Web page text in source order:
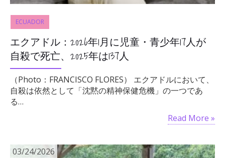
ECUADOR
エクアドル：2026年1月に児童・青少年17人が
自殺で死亡、2025年は137人
（Photo：FRANCISCO FLORES） エクアドルにおいて、
自殺は依然として「沈黙の精神保健危機」の一つであ
る…
Read More »
03/24/2026